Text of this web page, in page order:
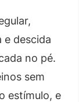
e descida
no pé.
sem
estímulo, e